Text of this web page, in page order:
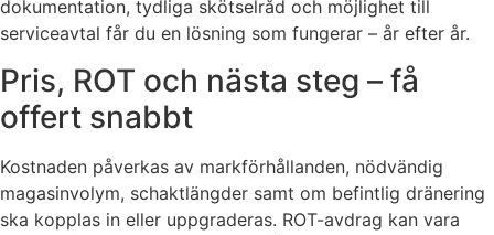
dokumentation, tydliga skötselråd och möjlighet till
serviceavtal får du en lösning som fungerar – år efter år.
Pris, ROT och nästa steg – få
offert snabbt
Kostnaden påverkas av markförhållanden, nödvändig
magasinvolym, schaktlängder samt om befintlig dränering
ska kopplas in eller uppgraderas. ROT-avdrag kan vara